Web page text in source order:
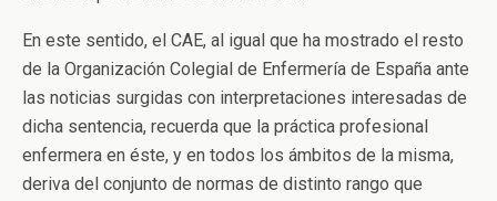
En este sentido, el CAE, al igual que ha mostrado el resto
de la Organización Colegial de Enfermería de España ante
las noticias surgidas con interpretaciones interesadas de
dicha sentencia, recuerda que la práctica profesional
enfermera en éste, y en todos los ámbitos de la misma,
deriva del conjunto de normas de distinto rango que